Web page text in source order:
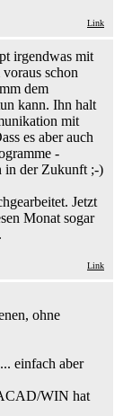
Link
irgendwas mit
schon
dem
kann. Ihn halt
mit
es aber auch
-
in der Zukunft ;-)
Jetzt
Monat sogar
Link
ohne
einfach aber
WIN hat